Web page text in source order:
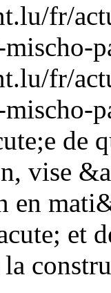
fr/
fr/
de
vise
en
et
la